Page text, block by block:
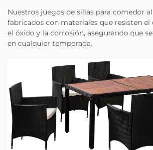
Nuestros juegos de sillas para comedor
fabricados con materiales que resisten el
el óxido y la corrosión, asegurando que
en cualquier temporada.